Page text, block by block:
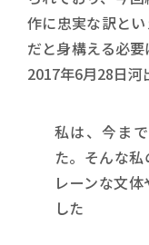
作に忠実な訳と
だと身構える必要
2017年6月28日河
私は、今ま
た。そんな
レーンな文
した